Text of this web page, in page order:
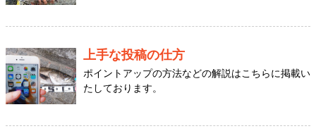
上手な投稿の仕方
ポイントアップの方法などの解説はこちらに掲載い
たしております。